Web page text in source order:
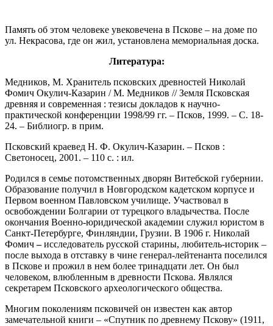
Память об этом человеке увековечена в Пскове – на доме по
ул. Некрасова, где он жил, установлена мемориальная доска.
Литература:
Медников, М. Хранитель псковских древностей Николай
Фомич Окулич-Казарин / М. Медников // Земля Псковская
древняя и современная : тезисы докладов к научно-
практической конференции 1998/99 гг. – Псков, 1999. – С. 18-
24. – Библиогр. в прим.
Псковский краевед Н. Ф. Окулич-Казарин. – Псков :
Светоносец, 2001. – 110 с. : ил.
Родился в семье потомственных дворян Витебской губернии.
Образование получил в Новгородском кадетском корпусе и
Первом военном Павловском училище. Участвовал в
освобождении Болгарии от турецкого владычества. После
окончания Военно-юридической академии служил юристом в
Санкт-Петербурге, Финляндии, Грузии. В 1906 г. Николай
Фомич–исследователь русской старины, любитель-историк –
после выхода в отставку в чине генерал-лейтенанта поселился
в Пскове и прожил в нем более тринадцати лет. Он был
человеком, влюбленным в древности Пскова. Являлся
секретарем Псковского археологического общества.
Многим поколениям псковичей он известен как автор
замечательной книги – «Спутник по древнему Пскову» (1911,